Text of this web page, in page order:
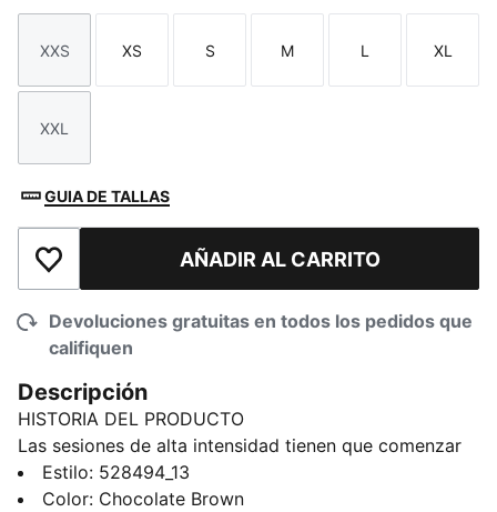
Talla
XXS
Talla
XS
Talla
S
Talla
M
Talla
L
Talla
XL
Talla
XXL
GUIA DE TALLAS
Añadir a la lista de deseosAÑADIR AL CARRITO
Devoluciones gratuitas en todos los pedidos que
califiquen
Descripción
HISTORIA DEL PRODUCTO
Las sesiones de alta intensidad tienen que comenzar
con la ropa adecuada. Esta playera de entrenamiento
PUMA STRONG cuenta con tecnología dryCELL, que
Estilo: 528494_13
Color: Chocolate Brown